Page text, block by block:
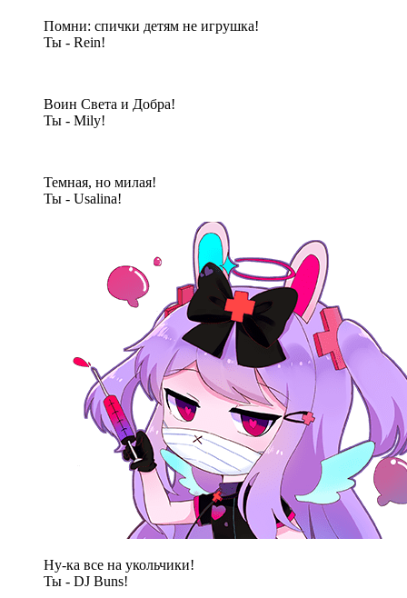
Помни: спички детям не игрушка!
Ты - Rein!
Воин Света и Добра!
Ты - Mily!
Темная, но милая!
Ты - Usalina!
Ну-ка все на укольчики!
Ты - DJ Buns!